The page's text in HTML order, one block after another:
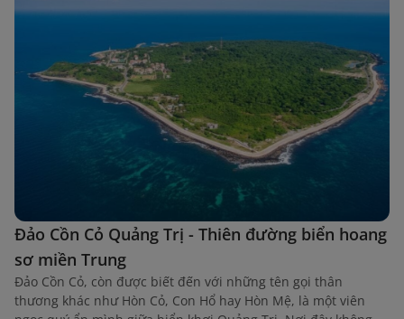
Đảo Cồn Cỏ Quảng Trị - Thiên đường biển hoang
sơ miền Trung
Đảo Cồn Cỏ, còn được biết đến với những tên gọi thân
thương khác như Hòn Cỏ, Con Hổ hay Hòn Mệ, là một viên